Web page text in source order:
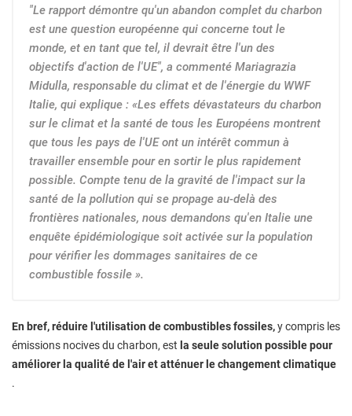
"Le rapport démontre qu'un abandon complet du charbon
est une question européenne qui concerne tout le
monde, et en tant que tel, il devrait être l'un des
objectifs d'action de l'UE", a commenté Mariagrazia
Midulla, responsable du climat et de l'énergie du WWF
Italie, qui explique : «Les effets dévastateurs du charbon
sur le climat et la santé de tous les Européens montrent
que tous les pays de l'UE ont un intérêt commun à
travailler ensemble pour en sortir le plus rapidement
possible. Compte tenu de la gravité de l'impact sur la
santé de la pollution qui se propage au-delà des
frontières nationales, nous demandons qu'en Italie une
enquête épidémiologique soit activée sur la population
pour vérifier les dommages sanitaires de ce
combustible fossile ».
En bref, réduire l'utilisation de combustibles fossiles,y compris les
émissions nocives du charbon, est la seule solution possible pour
améliorer la qualité de l'air et atténuer le changement climatique
.